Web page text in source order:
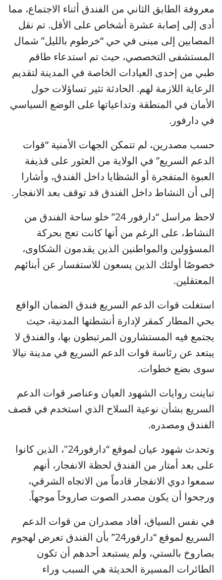
معروفة الطابق الثاني من الفندق أثناء الاجتماع، مما
أدى إلى إصابة عشرة أشخاص على الأقل. تم نقل
المصابين إلى مبنى في حي “خرطوم بالليل” شمال
المستشفى التخصصي، حيث تم استدعاء طاقم
طبي من إحدى العيادات الخاصة في المدينة لتقديم
الرعاية اللازمة لهم. الحادثة تثير تساؤلات حول
الأمان في المنطقة وتداعياتها على الوضع السياسي
في دارفور.
حسب مصدرين، لم تتمكن الجهات الأمنية “قوات
الدعم السريع” في الولاية من العثور على قذيفة
العبوة المتفجرة أو الشظايا داخل الفندق، وأشارا
إلى أن النشاط داخل الفندق قد توقف بعد الانفجار.
لاحظ مراسل “دارفور 24” خلو ساحة الفندق من
النشاط، على الرغم من أنها كانت تعج بحركة
المسؤولين والمواطنين الذين يقدمون الشكاوى،
خصوصًا أولئك الذين يسعون للاستفسار عن أبنائهم
المعتقلين.
استغلت قوات الدعم السريع فندق الضمان الواقع
بحي المطار كمقر لإدارة أنشطتها المدنية، حيث
يجتمع فيه المستشارون المرتبطون بها، والفندق لا
يبتعد عن رئاسة قوات الدعم السريع في مدينة نيالا
سوى بضع خطوات.
تباينت روايات الشهود العيان وعناصر قوات الدعم
السريع بشأن نوعية السلاح الذي استخدم في قصف
الفندق ومصدره.
وتحدث شهود عيان لموقع “دارفور24″، الذين كانوا
على بعد أمتار من الفندق لحظة الانفجار، أنهم
سمعوا دوي الانفجار قادماً من الاتجاه الشرقي،
ورجحوا أن يكون مصدر الصوت صاروخاً موجهاً.
في نفس السياق، أفاد مصدران من قوات الدعم
السريع لموقع “دارفور24” بأن الفندق تعرض لهجوم
بصاروخ بالستي، ولم يستبعد أحدهم أن تكون
الطائرات المسيرة الحديثة هي السبب وراء